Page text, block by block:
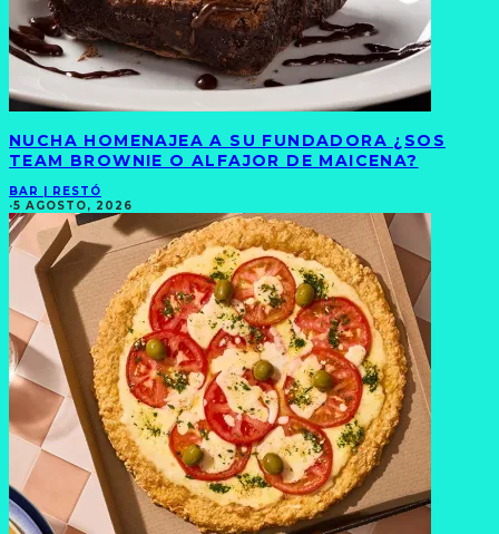
NUCHA HOMENAJEA A SU FUNDADORA ¿SOS
TEAM BROWNIE O ALFAJOR DE MAICENA?
BAR | RESTÓ
·5 AGOSTO, 2026